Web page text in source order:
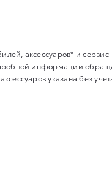
аксессуаров* и
информации
указана без